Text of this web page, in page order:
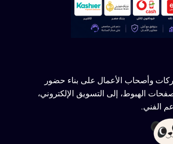
وأصحاب الأعمال على بناء حضور
الهبوط، إلى التسويق الإلكتروني،
الفني.